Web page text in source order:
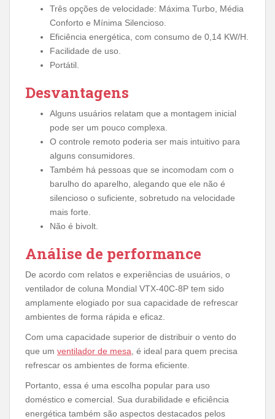
Três opções de velocidade: Máxima Turbo, Média
Conforto e Mínima Silencioso.
Eficiência energética, com consumo de 0,14 KW/H.
Facilidade de uso.
Portátil.
Desvantagens
Alguns usuários relatam que a montagem inicial
pode ser um pouco complexa.
O controle remoto poderia ser mais intuitivo para
alguns consumidores.
Também há pessoas que se incomodam com o
barulho do aparelho, alegando que ele não é
silencioso o suficiente, sobretudo na velocidade
mais forte.
Não é bivolt.
Análise de performance
De acordo com relatos e experiências de usuários, o
ventilador de coluna Mondial VTX-40C-8P tem sido
amplamente elogiado por sua capacidade de refrescar
ambientes de forma rápida e eficaz.
Com uma capacidade superior de distribuir o vento do
que um ventilador de mesa , é ideal para quem precisa
refrescar os ambientes de forma eficiente.
Portanto, essa é uma escolha popular para uso
doméstico e comercial. Sua durabilidade e eficiência
energética também são aspectos destacados pelos